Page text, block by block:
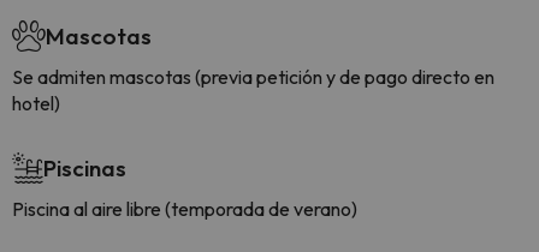
Mascotas
Se admiten mascotas (previa petición y de pago directo en
hotel)
Piscinas
Piscina al aire libre (temporada de verano)